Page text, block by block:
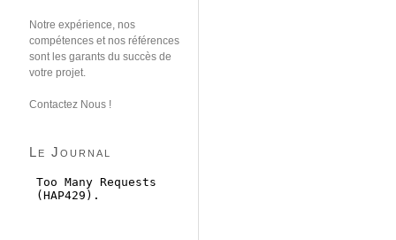
Notre expérience, nos
compétences et nos références
sont les garants du succès de
votre projet.
Contactez Nous !
Le Journal